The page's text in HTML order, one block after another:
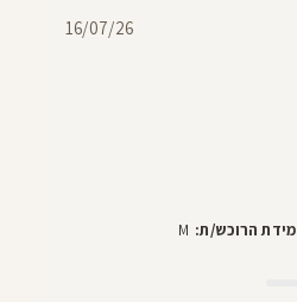
מידת הרוכש/ת: M
תאריך16/07/26